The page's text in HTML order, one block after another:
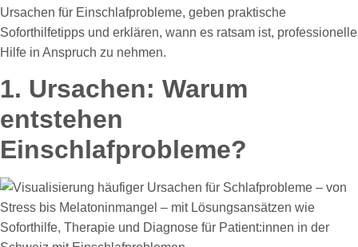
Ursachen für Einschlafprobleme, geben praktische
Soforthilfetipps und erklären, wann es ratsam ist, professionelle
Hilfe in Anspruch zu nehmen.
1. Ursachen: Warum
entstehen
Einschlafprobleme?